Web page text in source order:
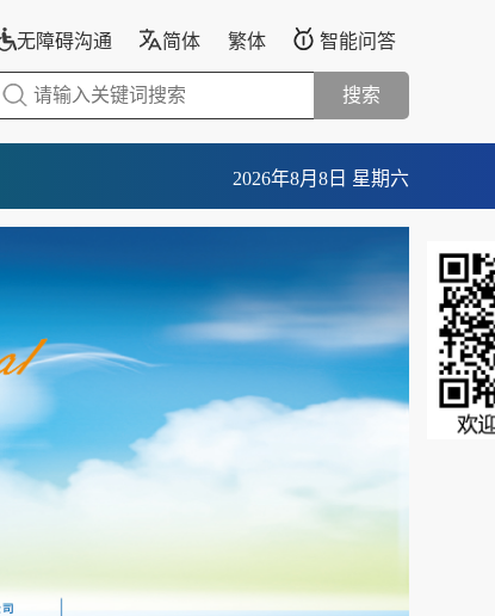
无障碍沟通 简体 繁体 智能问答
搜索
2026年8月8日 星期六